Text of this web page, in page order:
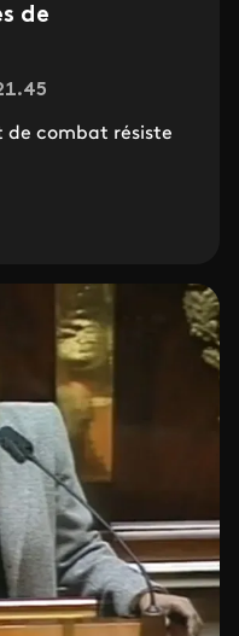
de
de combat résiste